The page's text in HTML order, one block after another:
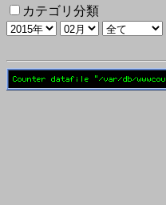
カテゴリ分類